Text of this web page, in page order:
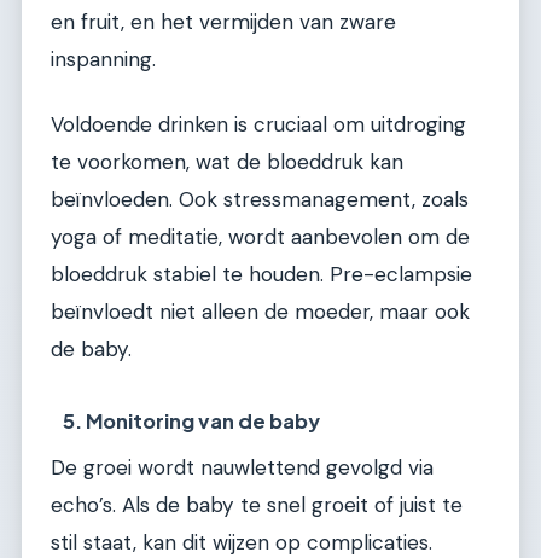
en fruit, en het vermijden van zware
inspanning.
Voldoende drinken is cruciaal om uitdroging
te voorkomen, wat de bloeddruk kan
beïnvloeden. Ook stressmanagement, zoals
yoga of meditatie, wordt aanbevolen om de
bloeddruk stabiel te houden. Pre-eclampsie
beïnvloedt niet alleen de moeder, maar ook
de baby.
5. Monitoring van de baby
De groei wordt nauwlettend gevolgd via
echo’s. Als de baby te snel groeit of juist te
stil staat, kan dit wijzen op complicaties.